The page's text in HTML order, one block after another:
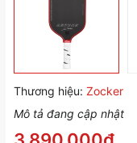
Thương hiệu: Zocker
Mô tả đang cập nhật